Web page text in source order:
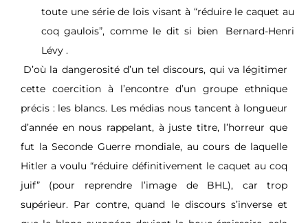
toute une série de lois visant à “réduire le caquet au
coq gaulois”, comme le dit si bien
Bernard-Henri
Lévy .
D’où la dangerosité d’un tel discours, qui va légitimer
cette coercition à l’encontre d’un groupe ethnique
précis : les blancs. Les médias nous tancent à longueur
d’année en nous rappelant, à juste titre, l’horreur que
fut la Seconde Guerre mondiale, au cours de laquelle
Hitler a voulu “réduire définitivement le caquet au coq
juif” (pour reprendre l’image de BHL), car trop
supérieur. Par contre, quand le discours s’inverse et